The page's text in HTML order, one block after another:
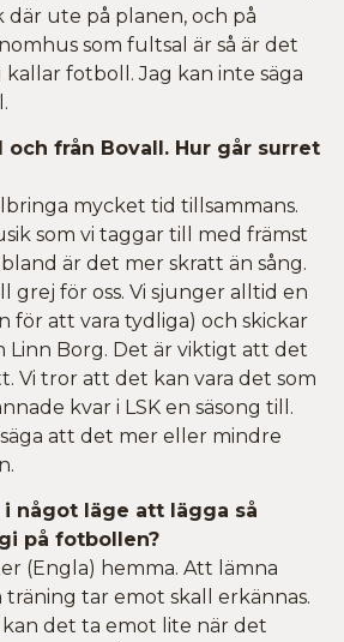
där ute på planen, och på
som fultsal är så är det
fotboll. Jag kan inte säga
och från Bovall. Hur går surret
mycket tid tillsammans.
som vi taggar till med främst
är det mer skratt än sång.
grej för oss. Vi sjunger alltid en
för att vara tydliga) och skickar
Linn Borg. Det är viktigt att det
Vi tror att det kan vara det som
kvar i LSK en säsong till.
att det mer eller mindre
i något läge att lägga så
på fotbollen?
(Engla) hemma. Att lämna
träning tar emot skall erkännas.
kan det ta emot lite när det